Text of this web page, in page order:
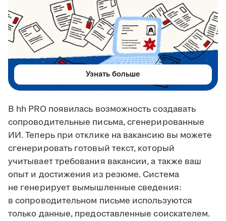
В hh PRO появилась возможность создавать
сопроводительные письма, сгенерированные
ИИ. Теперь при отклике на вакансию вы можете
сгенерировать готовый текст, который
учитывает требования вакансии, а также ваш
опыт и достижения из резюме. Система
не генерирует вымышленные сведения:
в сопроводительном письме используются
только данные, предоставленные соискателем.
Узнать больше